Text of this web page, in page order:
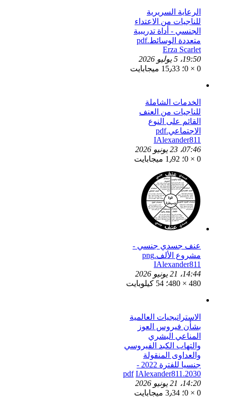
الرعاية السريرية
للناجيات من الاعتداء
الجنسي - أداة تدريبية
متعددة الوسائط.pdf
Erza Scarlet
19:50، 5 يوليو 2026
0 × 0؛ 15٫33 ميجابايت
الخدمات الشاملة
للناجيات من العنف
القائم على النوع
الاجتماعي.pdf
IAlexander811
07:46، 23 يونيو 2026
0 × 0؛ 1٫92 ميجابايت
عنف جسدي جنسي -
مشروع الألف.png
IAlexander811
14:44، 21 يونيو 2026
480 × 480؛ 54 كيلوبايت
الاستراتيجيات العالمية
بشأن فيروس العوز
المناعي البشري
والتهاب الكبد الفيروسي
والعداوى المنقولة
جنسيا للفترة 2022 -
2030.pdf
IAlexander811
14:20، 21 يونيو 2026
0 × 0؛ 3٫34 ميجابايت